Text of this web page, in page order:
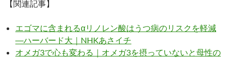
【関連記事】
エゴマに含まれるαリノレン酸はうつ病のリスクを軽減
―ハーバード大｜NHKあさイチ
オメガ3で心も変わる｜オメガ3を摂っていないと母性の